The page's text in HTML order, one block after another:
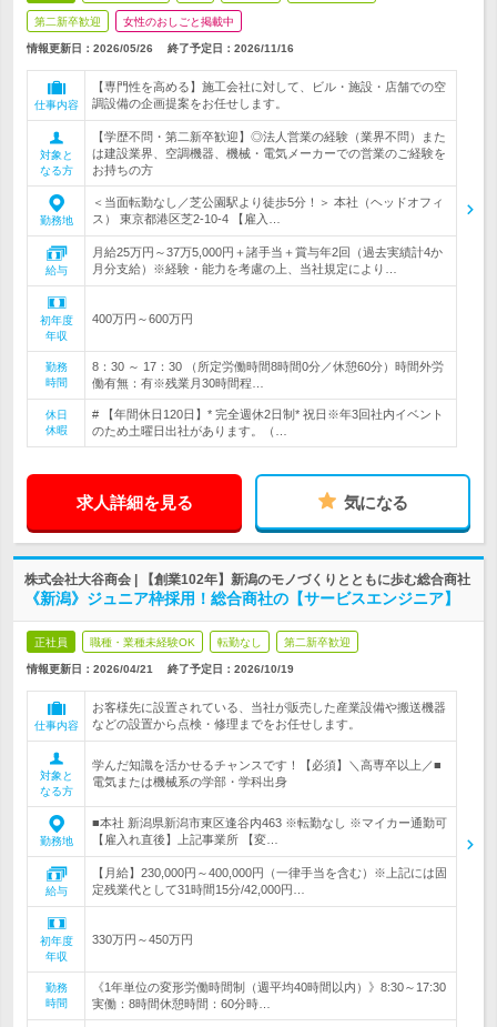
第二新卒歓迎 女性のおしごと掲載中
情報更新日：2026/05/26 終了予定日： 2026/11/16
仕事内容
【専門性を高める】施工会社に対して、ビル・施設・店舗での空
調設備の企画提案をお任せします。
対象と
なる方
【学歴不問・第二新卒歓迎】◎法人営業の経験（業界不問）また
は建設業界、空調機器、機械・電気メーカーでの営業のご経験を
お持ちの方
勤務地
＜当面転勤なし／芝公園駅より徒歩5分！＞ 本社（ヘッドオフィ
ス） 東京都港区芝2-10-4 【雇入…
給与
月給25万円～37万5,000円＋諸手当＋賞与年2回（過去実績計4か
月分支給）※経験・能力を考慮の上、当社規定により…
初年度
年収
400万円～600万円
勤務
時間
8：30 ～ 17：30 （所定労働時間8時間0分／休憩60分）時間外労
働有無：有※残業月30時間程…
休日
休暇
# 【年間休日120日】* 完全週休2日制* 祝日※年3回社内イベント
のため土曜日出社があります。（…
求人詳細を見る 気になる
株式会社大谷商会 | 【創業102年】新潟のモノづくりとともに歩む総合商社
《新潟》ジュニア枠採用！総合商社の【サービスエンジニア】
正社員 職種・業種未経験OK 転勤なし 第二新卒歓迎
情報更新日：2026/04/21 終了予定日： 2026/10/19
仕事内容
お客様先に設置されている、当社が販売した産業設備や搬送機器
などの設置から点検・修理までをお任せします。
対象と
なる方
学んだ知識を活かせるチャンスです！【必須】＼高専卒以上／■
電気または機械系の学部・学科出身
勤務地
■本社 新潟県新潟市東区逢谷内463 ※転勤なし ※マイカー通勤可
【雇入れ直後】上記事業所 【変…
給与
【月給】230,000円～400,000円（一律手当を含む）※上記には固
定残業代として31時間15分/42,000円…
初年度
年収
330万円～450万円
勤務
時間
《1年単位の変形労働時間制（週平均40時間以内）》8:30～17:30
実働：8時間休憩時間：60分時…